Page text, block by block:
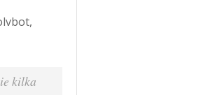
kilka